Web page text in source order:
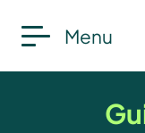
Menu